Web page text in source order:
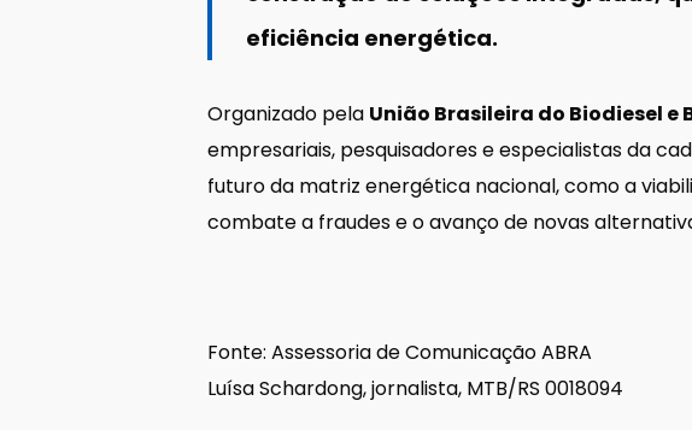
eficiência energética.
Organizado pela União Brasileira do Biodiesel e
empresariais, pesquisadores e especialistas da
futuro da matriz energética nacional, como a
combate a fraudes e o avanço de novas
Fonte: Assessoria de Comunicação ABRA
Luísa Schardong, jornalista, MTB/RS 0018094